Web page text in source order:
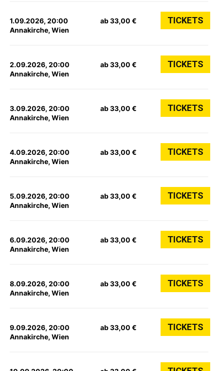
1.09.2026, 20:00
Annakirche, Wien
ab 33,00 € TICKETS
2.09.2026, 20:00
Annakirche, Wien
ab 33,00 € TICKETS
3.09.2026, 20:00
Annakirche, Wien
ab 33,00 € TICKETS
4.09.2026, 20:00
Annakirche, Wien
ab 33,00 € TICKETS
5.09.2026, 20:00
Annakirche, Wien
ab 33,00 € TICKETS
6.09.2026, 20:00
Annakirche, Wien
ab 33,00 € TICKETS
8.09.2026, 20:00
Annakirche, Wien
ab 33,00 € TICKETS
9.09.2026, 20:00
Annakirche, Wien
ab 33,00 € TICKETS